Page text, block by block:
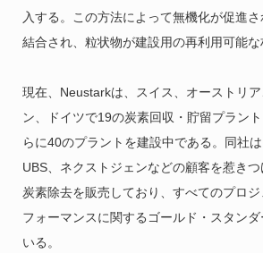
入する。この方法によって無機化が促進
結合され、粒状物が建設用の再利用可能な
現在、Neustarkは、スイス、オーストリ
ン、ドイツで19の炭素回収・貯留プラン
らに40のプラントを建設中である。同社は
UBS、ネクストジェンなどの顧客を惹き
炭素除去を販売しており、すべてのプロ
フォーマンスに関するゴールド・スタン
いる。